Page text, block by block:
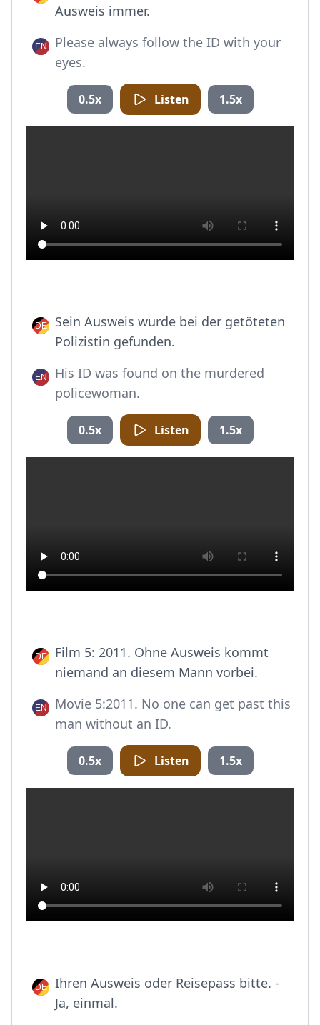
Ausweis immer.
Please always follow the ID with your
eyes.
0.5x Listen 1.5x
Sein Ausweis wurde bei der getöteten
Polizistin gefunden.
His ID was found on the murdered
policewoman.
0.5x Listen 1.5x
Film 5: 2011. Ohne Ausweis kommt
niemand an diesem Mann vorbei.
Movie 5:2011. No one can get past this
man without an ID.
0.5x Listen 1.5x
Ihren Ausweis oder Reisepass bitte. -
Ja, einmal.